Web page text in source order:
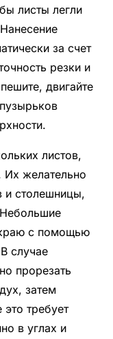
листы легли
за счет
резки и
двигайте
листов,
желательно
и столешницы,
с помощью
случае
прорезать
затем
требует
в углах и